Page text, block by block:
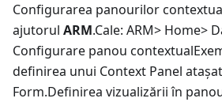
Configurarea panourilor
ajutorul ARM.Cale: ARM> Home>
Configurare panou
definirea unui Context Panel
Form.Definirea vizualizării în